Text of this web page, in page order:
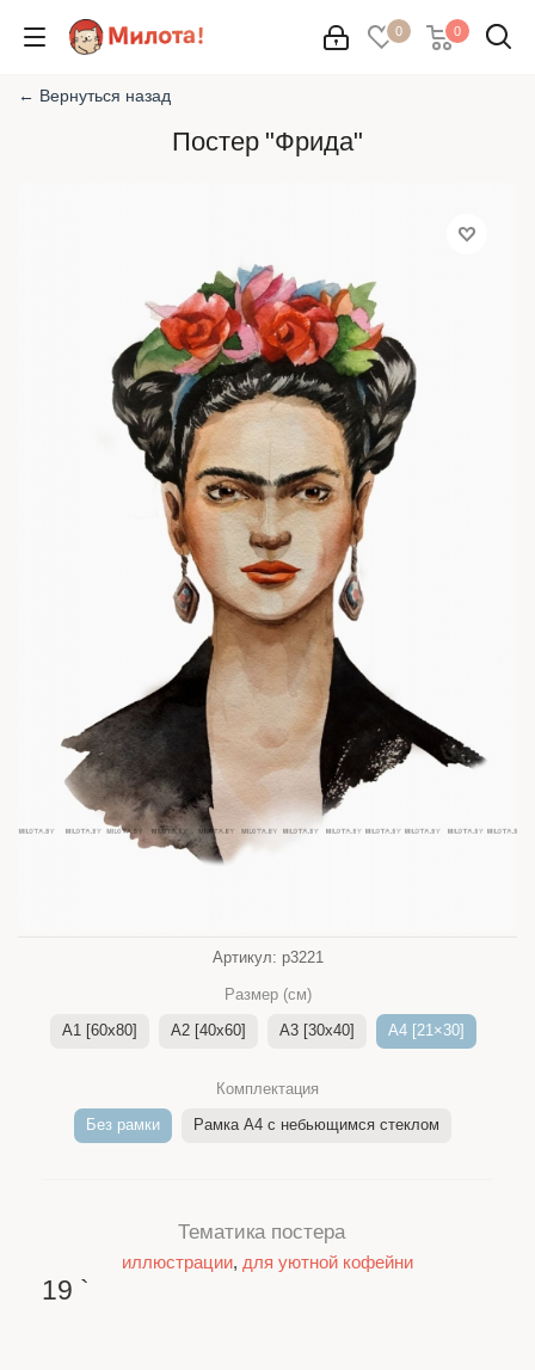
0 0
← Вернуться назад
Постер "Фрида"
Артикул: p3221
Размер (см)
A1 [60x80]
A2 [40x60] A3 [30x40] A4 [21×30]
Комплектация
Без рамки
Рамка A4 c небьющимся стеклом
Тематика постера
иллюстрации, для уютной кофейни
19 `